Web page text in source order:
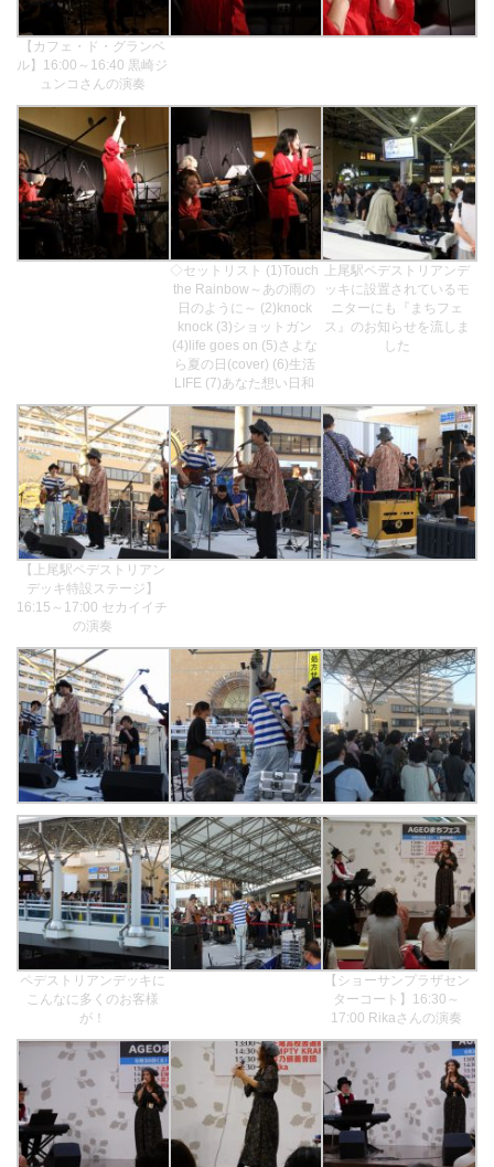
【カフェ・ド・グランベ
ル】16:00～16:40 黒崎ジ
ュンコさんの演奏
◇セットリスト (1)Touch
the Rainbow～あの雨の
日のように～ (2)knock
knock (3)ショットガン
(4)life goes on (5)さよな
ら夏の日(cover) (6)生活
LIFE (7)あなた想い日和
上尾駅ペデストリアンデ
ッキに設置されているモ
ニターにも『まちフェ
ス』のお知らせを流しま
した
【上尾駅ペデストリアン
デッキ特設ステージ】
16:15～17:00 セカイイチ
の演奏
ペデストリアンデッキに
こんなに多くのお客様
が！
【ショーサンプラザセン
ターコート】16:30～
17:00 Rikaさんの演奏